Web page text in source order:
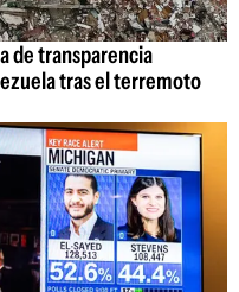
de transparencia
tras el terremoto